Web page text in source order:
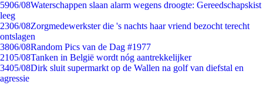
5906/08Waterschappen slaan alarm wegens droogte: Gereedschapskist
leeg
2306/08Zorgmedewerkster die 's nachts haar vriend bezocht terecht
ontslagen
3806/08Random Pics van de Dag #1977
2105/08Tanken in België wordt nóg aantrekkelijker
3405/08Dirk sluit supermarkt op de Wallen na golf van diefstal en
agressie